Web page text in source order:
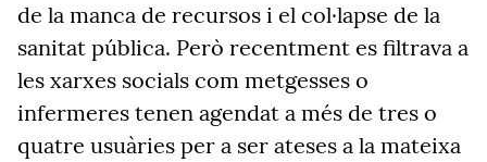
de la manca de recursos i el col·lapse de la
sanitat pública. Però recentment es filtrava a
les xarxes socials com metgesses o
infermeres tenen agendat a més de tres o
quatre usuàries per a ser ateses a la mateixa